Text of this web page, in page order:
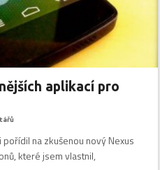
aplikací pro
na zkušenou nový Nexus
které jsem vlastnil,